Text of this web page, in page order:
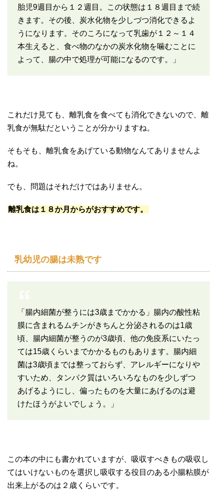
胎児9週目から１２週目。この状態は１８週目まで続
きます。その後、炭水化物を少しづつ消化できるよ
うになります。そのころになって乳歯が１２～１４
本生えると、食べ物のなかの炭水化物を噛むことに
よって、腸の中で処理が可能になるのです。」
これだけ見ても、離乳食を食べても消化できないので、離
乳食が無駄だということが分かりますね。
そもそも、離乳食をあげている動物なんてありませんよ
ね。
でも、問題はそれだけではありません。
離乳食は１８か月からがおすすめです。
乳幼児の腸は未熟です
「腸内細菌が整うには3歳までかかる」腸内の酸性粘
膜に含まれるムチンがきちんと分泌されるのは1歳
頃、腸内細菌が整うのが3歳頃、他の免疫系にいたっ
ては15歳くらいまでかかるものもあります。腸内細
菌は3歳頃までは整っておらず、アレルギーになりや
すいため、タンパク質はいろいろなものを少しずつ
あげるようにし、偏ったものを大量にあげるのは避
けたほうがよいでしょう。」
この本の中にも書かれていますが、吸収すべきもの吸収し
てはいけないものを選択し吸収する役目のある小腸粘膜が
出来上がるのは２歳くらいです。